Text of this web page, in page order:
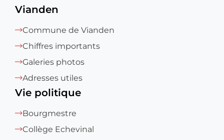
Vianden
Commune de Vianden
Chiffres importants
Galeries photos
Adresses utiles
Vie politique
Bourgmestre
Collège Echevinal